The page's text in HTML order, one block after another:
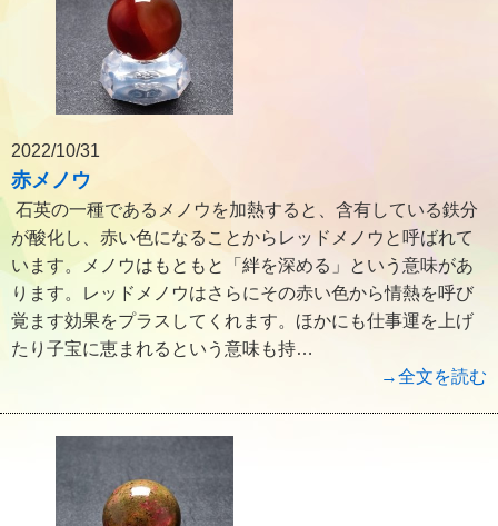
2022/10/31
赤メノウ
石英の一種であるメノウを加熱すると、含有している鉄分
が酸化し、赤い色になることからレッドメノウと呼ばれて
います。メノウはもともと「絆を深める」という意味があ
ります。レッドメノウはさらにその赤い色から情熱を呼び
覚ます効果をプラスしてくれます。ほかにも仕事運を上げ
たり子宝に恵まれるという意味も持…
→全文を読む